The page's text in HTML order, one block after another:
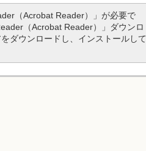
（Acrobat Reader）」が必要で
（Acrobat Reader）」ダウンロ
ダウンロードし、インストールして